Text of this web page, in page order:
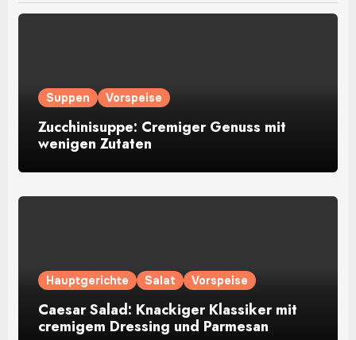
Suppen Vorspeise
Zucchinisuppe: Cremiger Genuss mit
wenigen Zutaten
Hauptgerichte Salat Vorspeise
Caesar Salad: Knackiger Klassiker mit
cremigem Dressing und Parmesan